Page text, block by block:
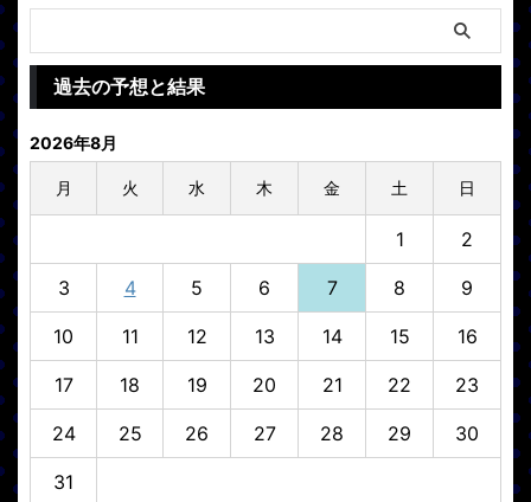
過去の予想と結果
2026年8月
月 火 水 木 金 土 日
1 2
3 4 5 6 7 8 9
10 11 12 13 14 15 16
17 18 19 20 21 22 23
24 25 26 27 28 29 30
31